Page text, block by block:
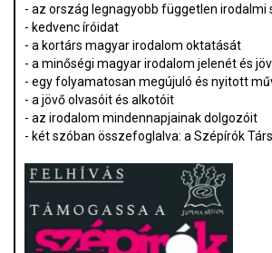
- az ország legnagyobb független
- kedvenc íróidat
- a kortárs magyar irodalom oktatását
- a minőségi magyar irodalom jelenét és
- egy folyamatosan megújuló és nyitott
- a jövő olvasóit és alkotóit
- az irodalom mindennapjainak dolgozóit
- két szóban összefoglalva: a Szépírók